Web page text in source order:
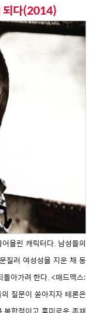
되다(2014)
어올린 캐릭터다. 남성들의
질러 여성성을 지운 채 동
돌아가려 한다. <매드맥스:
질문이 쏟아지자 테론은